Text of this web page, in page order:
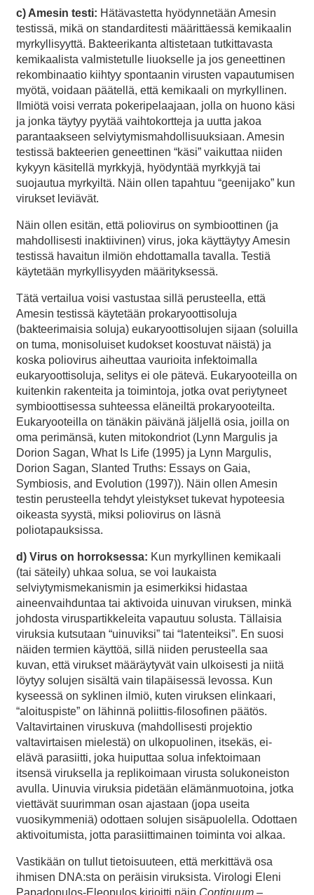
c) Amesin testi: Hätävastetta hyödynnetään Amesin
testissä, mikä on standarditesti määrittäessä kemikaalin
myrkyllisyyttä. Bakteerikanta altistetaan tutkittavasta
kemikaalista valmistetulle liuokselle ja jos geneettinen
rekombinaatio kiihtyy spontaanin virusten vapautumisen
myötä, voidaan päätellä, että kemikaali on myrkyllinen.
Ilmiötä voisi verrata pokeripelaajaan, jolla on huono käsi
ja jonka täytyy pyytää vaihtokortteja ja uutta jakoa
parantaakseen selviytymismahdollisuuksiaan. Amesin
testissä bakteerien geneettinen “käsi” vaikuttaa niiden
kykyyn käsitellä myrkkyjä, hyödyntää myrkkyjä tai
suojautua myrkyiltä. Näin ollen tapahtuu “geenijako” kun
virukset leviävät.
Näin ollen esitän, että poliovirus on symbioottinen (ja
mahdollisesti inaktiivinen) virus, joka käyttäytyy Amesin
testissä havaitun ilmiön ehdottamalla tavalla. Testiä
käytetään myrkyllisyyden määrityksessä.
Tätä vertailua voisi vastustaa sillä perusteella, että
Amesin testissä käytetään prokaryoottisoluja
(bakteerimaisia soluja) eukaryoottisolujen sijaan (soluilla
on tuma, monisoluiset kudokset koostuvat näistä) ja
koska poliovirus aiheuttaa vaurioita infektoimalla
eukaryoottisoluja, selitys ei ole pätevä. Eukaryooteilla on
kuitenkin rakenteita ja toimintoja, jotka ovat periytyneet
symbioottisessa suhteessa eläneiltä prokaryooteilta.
Eukaryooteilla on tänäkin päivänä jäljellä osia, joilla on
oma perimänsä, kuten mitokondriot (Lynn Margulis ja
Dorion Sagan, What Is Life (1995) ja Lynn Margulis,
Dorion Sagan, Slanted Truths: Essays on Gaia,
Symbiosis, and Evolution (1997)). Näin ollen Amesin
testin perusteella tehdyt yleistykset tukevat hypoteesia
oikeasta syystä, miksi poliovirus on läsnä
poliotapauksissa.
d) Virus on horroksessa: Kun myrkyllinen kemikaali
(tai säteily) uhkaa solua, se voi laukaista
selviytymismekanismin ja esimerkiksi hidastaa
aineenvaihduntaa tai aktivoida uinuvan viruksen, minkä
johdosta viruspartikkeleita vapautuu solusta. Tällaisia
viruksia kutsutaan “uinuviksi” tai “latenteiksi”. En suosi
näiden termien käyttöä, sillä niiden perusteella saa
kuvan, että virukset määräytyvät vain ulkoisesti ja niitä
löytyy solujen sisältä vain tilapäisessä levossa. Kun
kyseessä on syklinen ilmiö, kuten viruksen elinkaari,
“aloituspiste” on lähinnä poliittis-filosofinen päätös.
Valtavirtainen viruskuva (mahdollisesti projektio
valtavirtaisen mielestä) on ulkopuolinen, itsekäs, ei-
elävä parasiitti, joka huiputtaa solua infektoimaan
itsensä viruksella ja replikoimaan virusta solukoneiston
avulla. Uinuvia viruksia pidetään elämänmuotoina, jotka
viettävät suurimman osan ajastaan (jopa useita
vuosikymmeniä) odottaen solujen sisäpuolella. Odottaen
aktivoitumista, jotta parasiittimainen toiminta voi alkaa.
Vastikään on tullut tietoisuuteen, että merkittävä osa
ihmisen DNA:sta on peräisin viruksista. Virologi Eleni
Papadopulos-Eleopulos kirjoitti näin Continuum –